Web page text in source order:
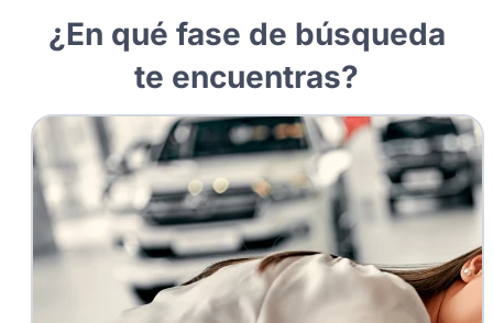
¿En qué fase de búsqueda
te encuentras?